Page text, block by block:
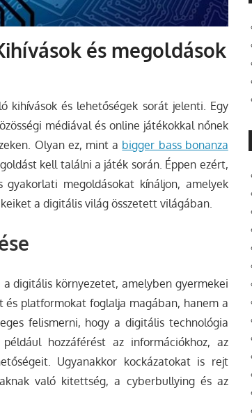
és megoldások
kihívások és lehetőségek sorát jelenti. Egy
médiával és online játékokkal nőnek
Olyan ez, mint a bigger bass bonanza
kell találni a játék során. Éppen ezért,
megoldásokat kínáljon, amelyek
a digitális világ összetett világában.
digitális környezetet, amelyben gyermekei
és platformokat foglalja magában, hanem a
felismerni, hogy a digitális technológia
hozzáférést az információkhoz, az
Ugyanakkor kockázatokat is rejt
való kitettség, a cyberbullying és az